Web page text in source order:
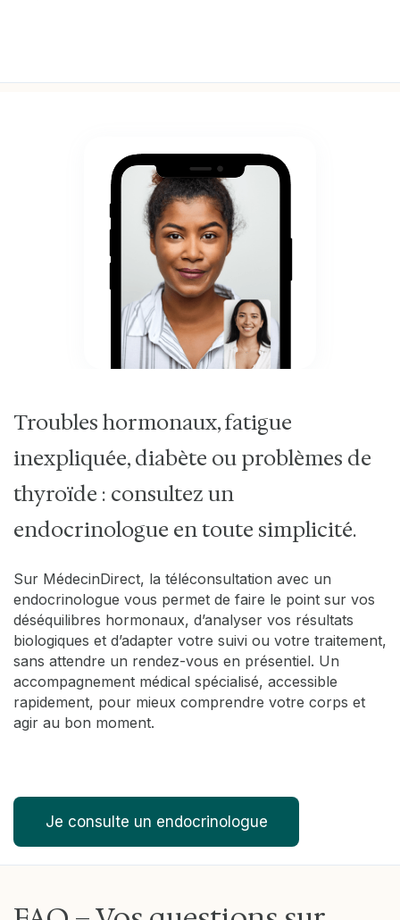
Troubles hormonaux, fatigue
inexpliquée, diabète ou problèmes de
thyroïde : consultez un
endocrinologue en toute simplicité.
Sur MédecinDirect, la téléconsultation avec un
endocrinologue vous permet de faire le point sur vos
déséquilibres hormonaux, d’analyser vos résultats
biologiques et d’adapter votre suivi ou votre traitement,
sans attendre un rendez-vous en présentiel. Un
accompagnement médical spécialisé, accessible
rapidement, pour mieux comprendre votre corps et
agir au bon moment.
Je consulte un endocrinologue